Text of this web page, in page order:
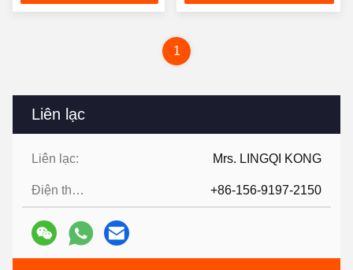
Liên lạc
Liên lạc: Mrs. LINGQI KONG
Điện thoại: +86-156-9197-2150
1